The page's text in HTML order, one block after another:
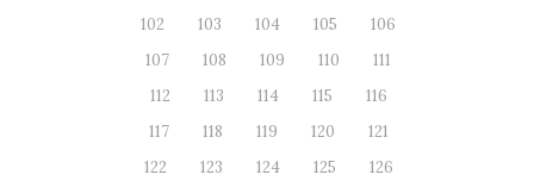
102
103 104 105
106
107
108 109 110
111
112
113 114 115
116
117
118 119 120
121
122
123 124 125
126